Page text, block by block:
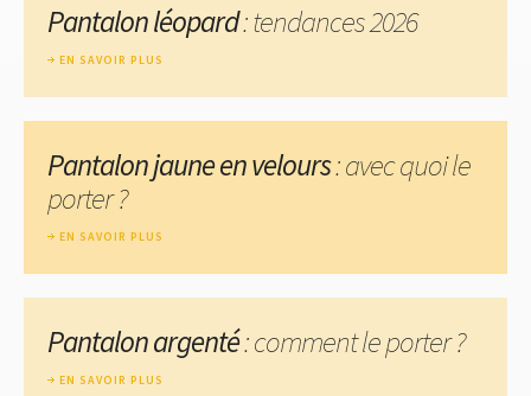
Pantalon léopard: tendances 2026
EN SAVOIR PLUS
Pantalon jaune en velours: avec quoi le
porter ?
EN SAVOIR PLUS
Pantalon argenté: comment le porter ?
EN SAVOIR PLUS